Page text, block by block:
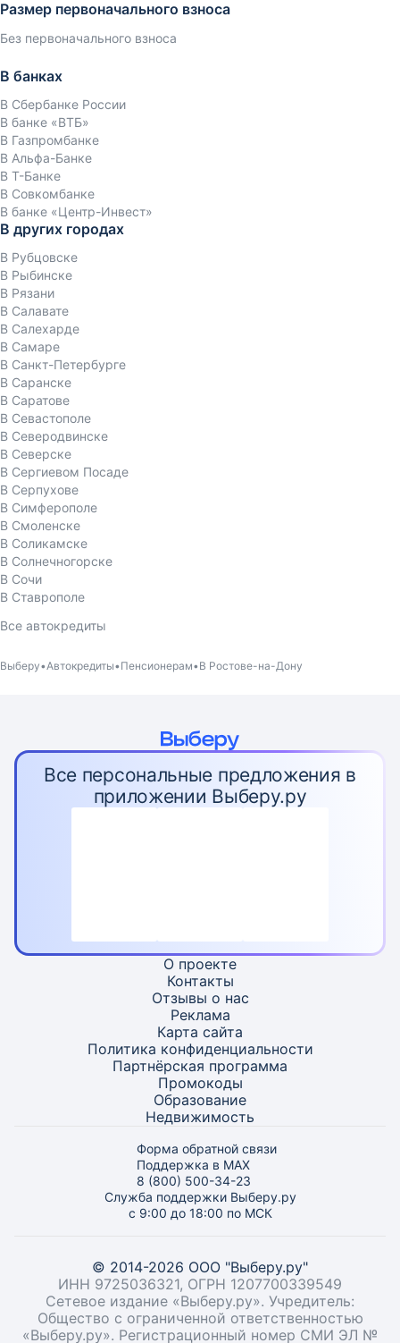
Размер первоначального взноса
Без первоначального взноса
В банках
В Сбербанке России
В банке «ВТБ»
В Газпромбанке
В Альфа-Банке
В Т-Банке
В Совкомбанке
В банке «Центр-Инвест»
В других городах
В Рубцовске
В Рыбинске
В Рязани
В Салавате
В Салехарде
В Самаре
В Санкт-Петербурге
В Саранске
В Саратове
В Севастополе
В Северодвинске
В Северске
В Сергиевом Посаде
В Серпухове
В Симферополе
В Смоленске
В Соликамске
В Солнечногорске
В Сочи
В Ставрополе
Все автокредиты
Выберу Автокредиты Пенсионерам В Ростове-на-Дону
Все персональные предложения в
приложении Выберу.ру
О проекте
Контакты
Отзывы о нас
Реклама
Карта сайта
Политика конфиденциальности
Партнёрская программа
Промокоды
Образование
Недвижимость
Форма обратной связи
Поддержка в MAX
8 (800) 500-34-23
Служба поддержки Выберу.ру
с 9:00 до 18:00 по МСК
© 2014-2026 ООО "Выберу.ру"
ИНН 9725036321, ОГРН 1207700339549
Сетевое издание «Выберу.ру». Учредитель:
Общество с ограниченной ответственностью
«Выберу.ру». Регистрационный номер СМИ ЭЛ №